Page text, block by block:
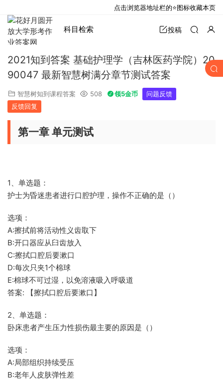
科目检索 投稿
2021知到答案 基础护理学（吉林医药学院）20
90047 最新智慧树满分章节测试答案
智慧树知到课程答案 508 领5金币
问题反馈
反馈回复
第一章 单元测试
1、单选题：
护士为昏迷患者进行口腔护理，操作不正确的是（）
选项：
A:擦拭前将活动性义齿取下
B:开口器应从臼齿放入
C:擦拭口腔后要漱口
D:每次只夹1个棉球
E:棉球不可过湿，以免溶液吸入呼吸道
答案: 【擦拭口腔后要漱口】
2、单选题：
卧床患者产生压力性损伤最主要的原因是（）
选项：
A:局部组织持续受压
B:老年人皮肤弹性差
点击浏览器地址栏的⭐图标收藏本页